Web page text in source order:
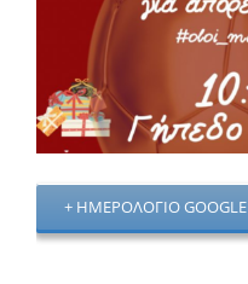
+ ΗΜΕΡΟΛΌΓΙΟ GOOGLE